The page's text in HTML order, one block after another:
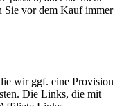
Sie vor dem Kauf immer
wir ggf. eine Provision
Die Links, die mit